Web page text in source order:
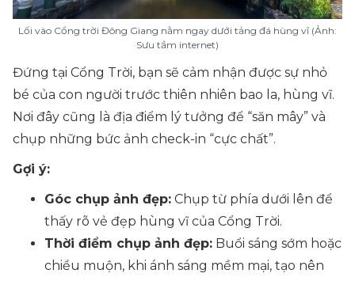
Lối vào Cổng trời Đông Giang nằm ngay dưới tảng đá hùng vĩ (Ảnh:
Sưu tầm internet)
Đứng tại Cổng Trời, bạn sẽ cảm nhận được sự nhỏ
bé của con người trước thiên nhiên bao la, hùng vĩ.
Nơi đây cũng là địa điểm lý tưởng để “săn mây” và
chụp những bức ảnh check-in “cực chất”.
Gợi ý:
Góc chụp ảnh đẹp: Chụp từ phía dưới lên để
thấy rõ vẻ đẹp hùng vĩ của Cổng Trời.
Thời điểm chụp ảnh đẹp: Buổi sáng sớm hoặc
chiều muộn, khi ánh sáng mềm mại, tạo nên